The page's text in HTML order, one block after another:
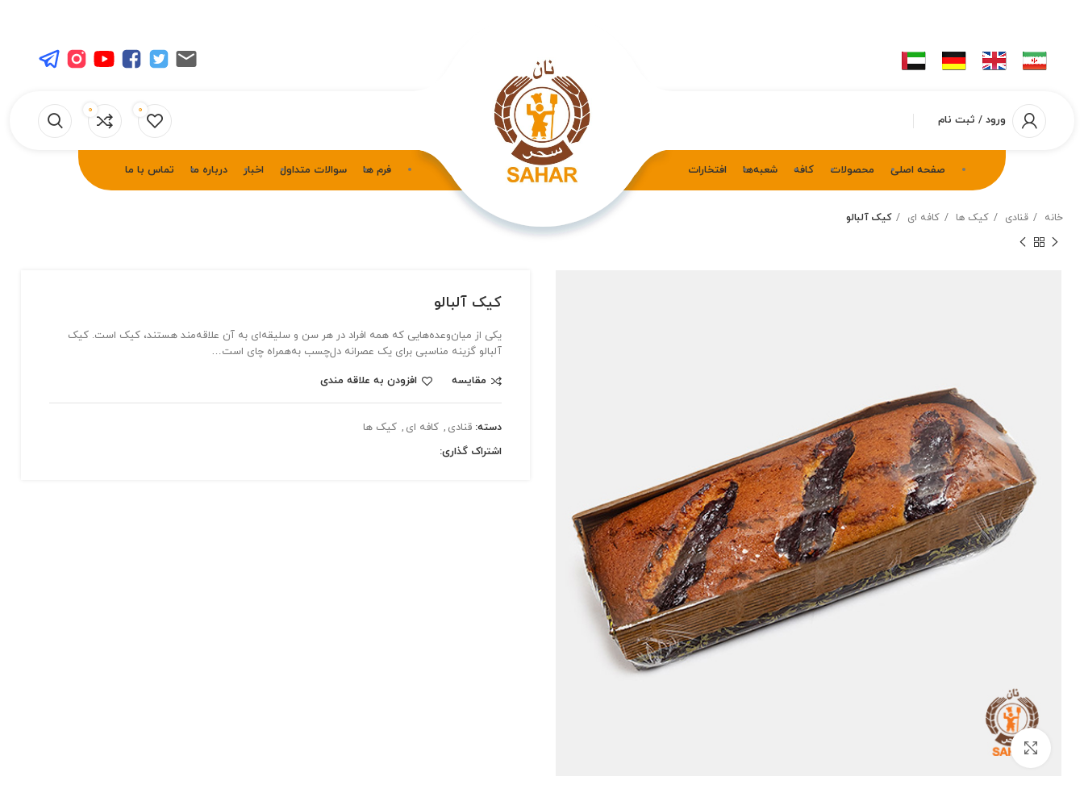
ورود / ثبت نام
0
0
صفحه اصلی محصولات کافه شعبه‌ها افتخارات فرم ها سوالات متداول اخبار درباره ما تماس با ما
خانه قنادی کیک ها کافه ای کیک آلبالو
بزرگنمایی تصویر
کیک آلبالو
یکی از میان‌وعده‌هایی که همه افراد در هر سن و سلیقه‌ای به آن علاقه‌مند هستند، کیک است. کیک
آلبالو گزینه مناسبی برای یک عصرانه دل‌چسب به‌همراه چای است…
مقایسه
افزودن به علاقه مندی
دسته: قنادی , کافه ای , کیک ها
اشتراک گذاری: